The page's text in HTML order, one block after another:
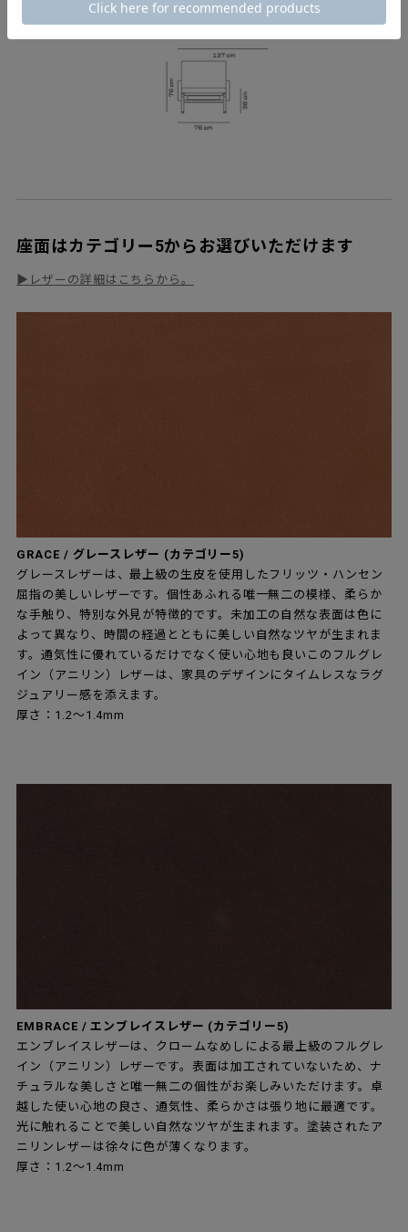
座面はカテゴリー5からお選びいただけます
▶レザーの詳細はこちらから。
GRACE / グレースレザー (カテゴリー5)
グレースレザーは、最上級の生皮を使用したフリッツ・ハンセン
屈指の美しいレザーです。個性あふれる唯一無二の模様、柔らか
な手触り、特別な外見が特徴的です。未加工の自然な表面は色に
よって異なり、時間の経過とともに美しい自然なツヤが生まれま
す。通気性に優れているだけでなく使い心地も良いこのフルグレ
イン（アニリン）レザーは、家具のデザインにタイムレスなラグ
ジュアリー感を添えます。
厚さ：1.2～1.4mm
EMBRACE / エンブレイスレザー (カテゴリー5)
エンブレイスレザーは、クロームなめしによる最上級のフルグレ
イン（アニリン）レザーです。表面は加工されていないため、ナ
チュラルな美しさと唯一無二の個性がお楽しみいただけます。卓
越した使い心地の良さ、通気性、柔らかさは張り地に最適です。
光に触れることで美しい自然なツヤが生まれます。塗装されたア
ニリンレザーは徐々に色が薄くなります。
厚さ：1.2～1.4mm